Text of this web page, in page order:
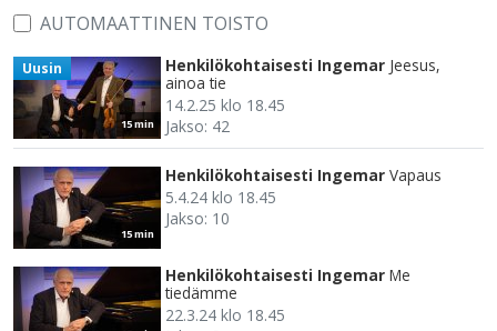
AUTOMAATTINEN TOISTO
15 min
Uusin Henkilökohtaisesti Ingemar Jeesus,
ainoa tie
14.2.25 klo 18.45
Jakso: 42
15 min
Henkilökohtaisesti Ingemar Vapaus
5.4.24 klo 18.45
Jakso: 10
Henkilökohtaisesti Ingemar Me
tiedämme
22.3.24 klo 18.45